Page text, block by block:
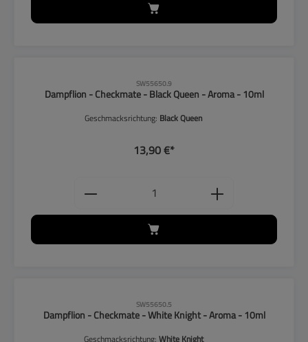
SW55650.9
Dampflion - Checkmate - Black Queen - Aroma - 10ml
Geschmacksrichtung: Black Queen
13,90 €*
Produkt Anzahl: Gib den
SW55650.5
Dampflion - Checkmate - White Knight - Aroma - 10ml
Geschmacksrichtung: White Knight